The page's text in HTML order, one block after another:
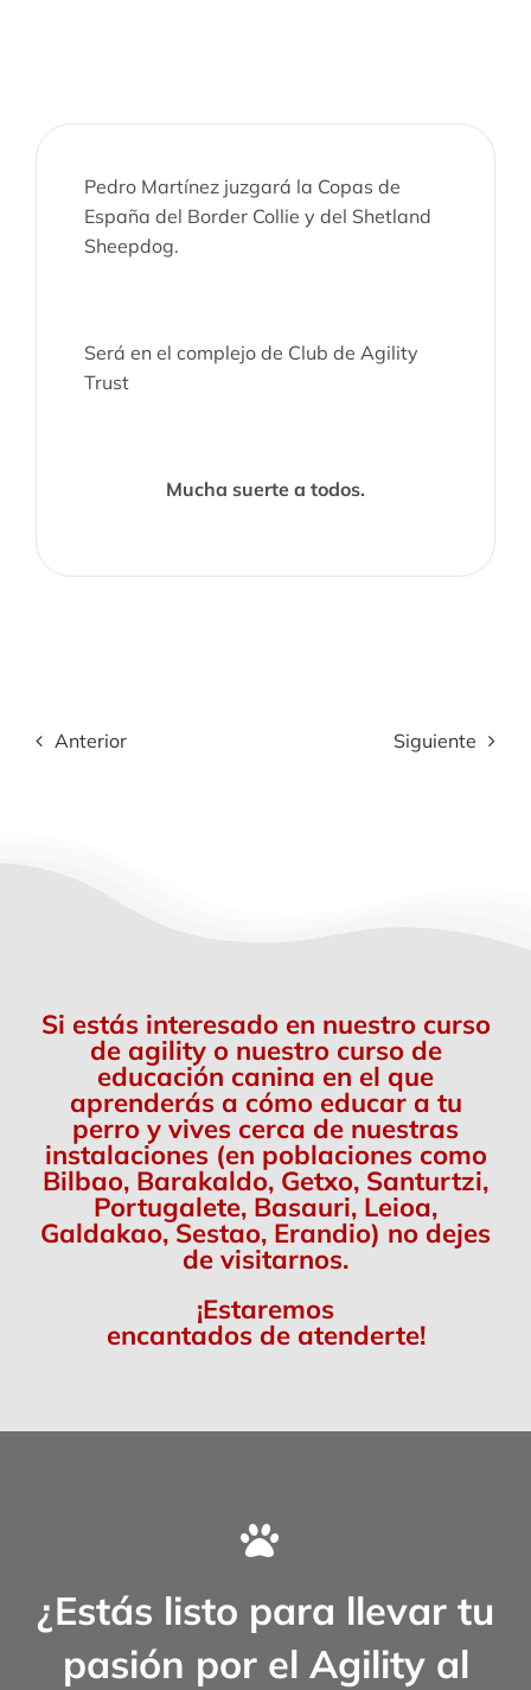
Pedro Martínez juzgará la Copas de
España del Border Collie y del Shetland
Sheepdog.
Será en el complejo de Club de Agility
Trust
Mucha suerte a todos.
Anterior Siguiente
Si estás interesado en nuestro curso
de agility o nuestro curso de
educación canina en el que
aprenderás a cómo educar a tu
perro y vives cerca de nuestras
instalaciones (en poblaciones como
Bilbao, Barakaldo, Getxo, Santurtzi,
Portugalete, Basauri, Leioa,
Galdakao, Sestao, Erandio) no dejes
de visitarnos.
¡Estaremos
encantados de atenderte!
¿Estás listo para llevar tu
pasión por el Agility al